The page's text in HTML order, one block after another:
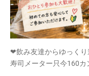
❤飲み友達からゆっく
寿司メーター只今160カ